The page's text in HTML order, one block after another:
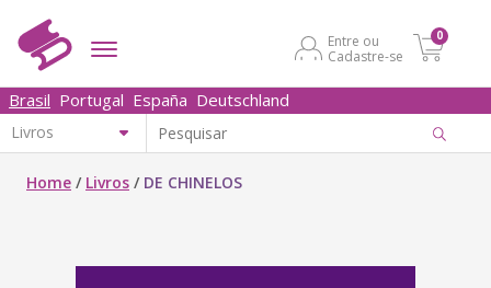
Entre ou
Cadastre-se
0
Brasil Portugal España Deutschland
Home / Livros / DE CHINELOS